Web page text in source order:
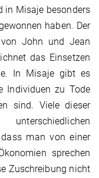
in Misaje besonders
haben. Der
von John und Jean
das Einsetzen
In Misaje gibt es
Individuen zu Tode
sind. Viele dieser
dass man von einer
sprechen
Zuschreibung nicht